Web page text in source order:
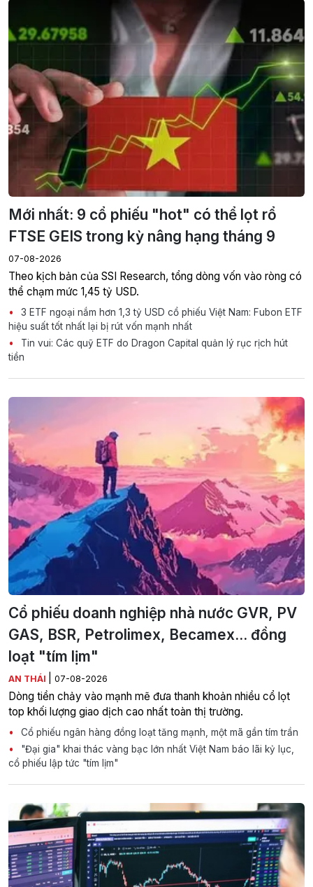
Mới nhất: 9 cổ phiếu "hot" có thể lọt rổ
FTSE GEIS trong kỳ nâng hạng tháng 9
07-08-2026
Theo kịch bản của SSI Research, tổng dòng vốn vào ròng có
thể chạm mức 1,45 tỷ USD.
3 ETF ngoại nắm hơn 1,3 tỷ USD cổ phiếu Việt Nam: Fubon ETF
hiệu suất tốt nhất lại bị rút vốn mạnh nhất
Tin vui: Các quỹ ETF do Dragon Capital quản lý rục rịch hút
tiền
Cổ phiếu doanh nghiệp nhà nước GVR, PV
GAS, BSR, Petrolimex, Becamex... đồng
loạt "tím lịm"
AN THÁI 07-08-2026
Dòng tiền chảy vào mạnh mẽ đưa thanh khoản nhiều cổ lọt
top khối lượng giao dịch cao nhất toàn thị trường.
Cổ phiếu ngân hàng đồng loạt tăng mạnh, một mã gần tím trần
"Đại gia" khai thác vàng bạc lớn nhất Việt Nam báo lãi kỷ lục,
cổ phiếu lập tức "tím lịm"